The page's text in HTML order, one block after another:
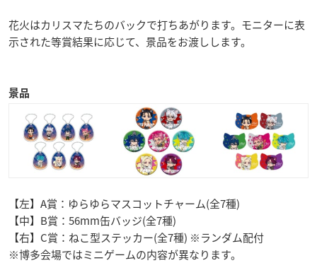
花火はカリスマたちのバックで打ちあがります。モニターに表
示された等賞結果に応じて、景品をお渡しします。
景品
【左】A賞：ゆらゆらマスコットチャーム(全7種)
【中】B賞：56mm缶バッジ(全7種)
【右】C賞：ねこ型ステッカー(全7種) ※ランダム配付
※博多会場ではミニゲームの内容が異なります。